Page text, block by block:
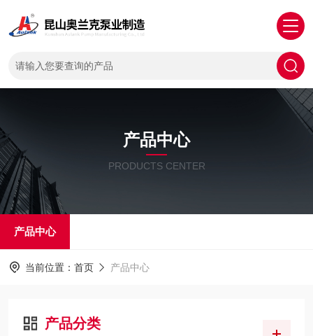
产品中心
PRODUCTS CENTER
产品中心
当前位置： 首页 产品中心
产品分类